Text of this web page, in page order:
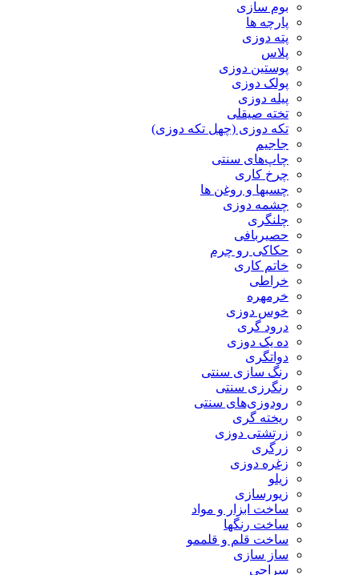
بوم سازی
پارچه ها
پته دوزی
پلاس
پوستین دوزی
پولک دوزی
پیله دوزی
تخته صیقلی
تکه دوزی (چهل تکه دوزی)
جاجیم
چاپ‌های سنتی
چرخ کاری
چسبها و روغن ها
چشمه دوزی
چلنگری
حصیربافی
حکاکی رو چرم
خاتم کاری
خراطی
خرمهره
خوس دوزی
درود گری
ده یک دوزی
دواتگری
رنگ سازی سنتی
رنگرزی سنتی
رودوزی‌های سنتی
ریخته گری
زرتشتی دوزی
زرگری
زغره دوزی
زیلو
زیورسازی
ساخت ابزار و مواد
ساخت رنگها
ساخت قلم و قلممو
ساز سازی
سراجی